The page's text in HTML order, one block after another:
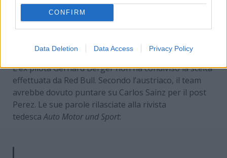
CONFIRM
Data Deletion Data Access Privacy Policy
La decisione della Red Bull fa discutere-
L’ex pilota Gerhard Berger non ha condiviso la scelta
effettuata da Red Bull. Secondo l’austriaco, il team
avrebbe dovuto puntare su Carlos Sainz per il post
Perez. Le sue parole rilasciate alla rivista
tedescaAuto Motor und Sport: